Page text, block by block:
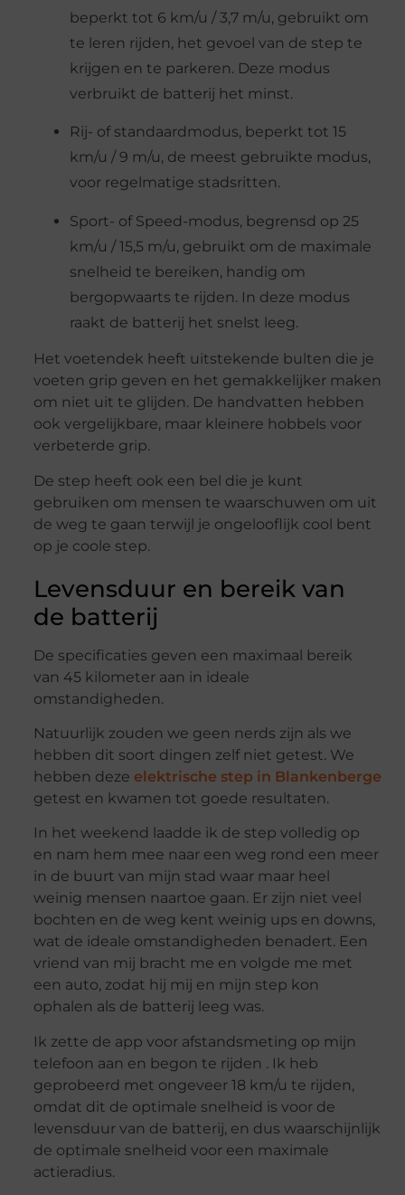
beperkt tot 6 km/u / 3,7 m/u, gebruikt om
te leren rijden, het gevoel van de step te
krijgen en te parkeren. Deze modus
verbruikt de batterij het minst.
Rij- of standaardmodus, beperkt tot 15
km/u / 9 m/u, de meest gebruikte modus,
voor regelmatige stadsritten.
Sport- of Speed-modus, begrensd op 25
km/u / 15,5 m/u, gebruikt om de maximale
snelheid te bereiken, handig om
bergopwaarts te rijden. In deze modus
raakt de batterij het snelst leeg.
Het voetendek heeft uitstekende bulten die je
voeten grip geven en het gemakkelijker maken
om niet uit te glijden. De handvatten hebben
ook vergelijkbare, maar kleinere hobbels voor
verbeterde grip.
De step heeft ook een bel die je kunt
gebruiken om mensen te waarschuwen om uit
de weg te gaan terwijl je ongelooflijk cool bent
op je coole step.
Levensduur en bereik van
de batterij
De specificaties geven een maximaal bereik
van 45 kilometer aan in ideale
omstandigheden.
Natuurlijk zouden we geen nerds zijn als we
hebben dit soort dingen zelf niet getest. We
hebben deze elektrische step in Blankenberge
getest en kwamen tot goede resultaten.
In het weekend laadde ik de step volledig op
en nam hem mee naar een weg rond een meer
in de buurt van mijn stad waar maar heel
weinig mensen naartoe gaan. Er zijn niet veel
bochten en de weg kent weinig ups en downs,
wat de ideale omstandigheden benadert. Een
vriend van mij bracht me en volgde me met
een auto, zodat hij mij en mijn step kon
ophalen als de batterij leeg was.
Ik zette de app voor afstandsmeting op mijn
telefoon aan en begon te rijden . Ik heb
geprobeerd met ongeveer 18 km/u te rijden,
omdat dit de optimale snelheid is voor de
levensduur van de batterij, en dus waarschijnlijk
de optimale snelheid voor een maximale
actieradius.